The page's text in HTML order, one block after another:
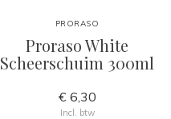
PRORASO
Proraso White
Scheerschuim 300ml
€ 6,30
Incl. btw